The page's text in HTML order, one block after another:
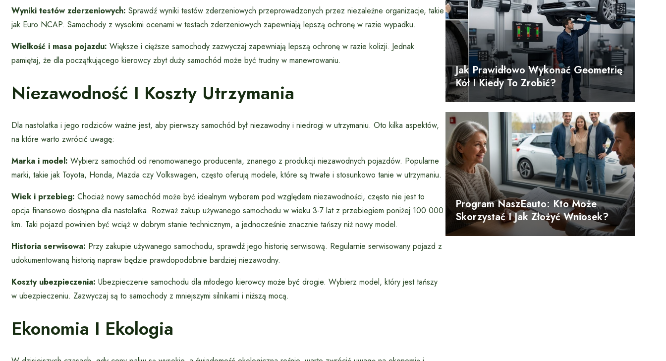
Wyniki testów zderzeniowych: Sprawdź wyniki testów zderzeniowych przeprowadzonych przez niezależne organizacje, takie
jak Euro NCAP. Samochody z wysokimi ocenami w testach zderzeniowych zapewniają lepszą ochronę w razie wypadku.
Wielkość i masa pojazdu: Większe i cięższe samochody zazwyczaj zapewniają lepszą ochronę w razie kolizji. Jednak
pamiętaj, że dla początkującego kierowcy zbyt duży samochód może być trudny w manewrowaniu.
Niezawodność I Koszty Utrzymania
Dla nastolatka i jego rodziców ważne jest, aby pierwszy samochód był niezawodny i niedrogi w utrzymaniu. Oto kilka aspektów,
na które warto zwrócić uwagę:
Marka i model: Wybierz samochód od renomowanego producenta, znanego z produkcji niezawodnych pojazdów. Popularne
marki, takie jak Toyota, Honda, Mazda czy Volkswagen, często oferują modele, które są trwałe i stosunkowo tanie w utrzymaniu.
Wiek i przebieg: Chociaż nowy samochód może być idealnym wyborem pod względem niezawodności, często nie jest to
opcja finansowo dostępna dla nastolatka. Rozważ zakup używanego samochodu w wieku 3-7 lat z przebiegiem poniżej 100 000
km. Taki pojazd powinien być wciąż w dobrym stanie technicznym, a jednocześnie znacznie tańszy niż nowy model.
Historia serwisowa: Przy zakupie używanego samochodu, sprawdź jego historię serwisową. Regularnie serwisowany pojazd z
udokumentowaną historią napraw będzie prawdopodobnie bardziej niezawodny.
Koszty ubezpieczenia: Ubezpieczenie samochodu dla młodego kierowcy może być drogie. Wybierz model, który jest tańszy
w ubezpieczeniu. Zazwyczaj są to samochody z mniejszymi silnikami i niższą mocą.
Ekonomia I Ekologia
Jak Prawidłowo Wykonać Geometrię
Kół I Kiedy To Zrobić?
Program NaszEauto: Kto Może
Skorzystać I Jak Złożyć Wniosek?